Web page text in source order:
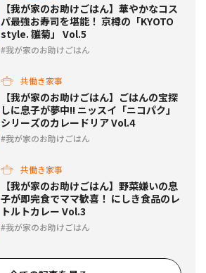
【我が家のお助けごはん】華やかなコス
パ最強お寿司を堪能！ 京樽の「KYOTO
style. 雛菊」 Vol.5
我が家のお助けごはん
共働き家事
【我が家のお助けごはん】ごはんの宝探
しに息子が夢中!! ニッスイ「ニコパク」
シリーズのカレードリア Vol.4
我が家のお助けごはん
共働き家事
【我が家のお助けごはん】野菜嫌いの息
子が即完食でママ歓喜！ にしき食品のレ
トルトカレー Vol.3
我が家のお助けごはん